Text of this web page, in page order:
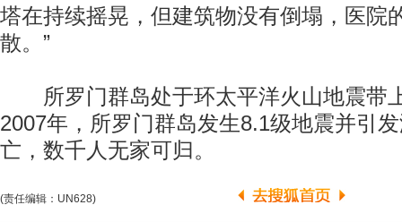
塔在持续摇晃，但建筑物没有倒塌，医院
散。”
所罗门群岛处于环太平洋火山地震带
2007年，所罗门群岛发生8.1级地震并引
亡，数千人无家可归。
(责任编辑：UN628)